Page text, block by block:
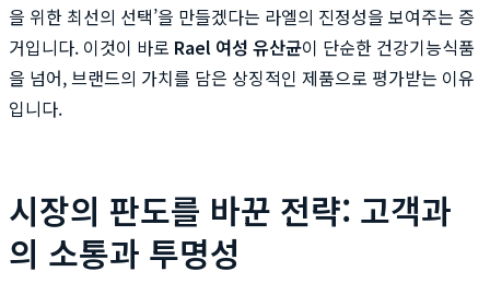
을 위한 최선의 선택’을 만들겠다는 라엘의 진정성을 보여주는 증
거입니다. 이것이 바로 Rael 여성 유산균이 단순한 건강기능식품
을 넘어, 브랜드의 가치를 담은 상징적인 제품으로 평가받는 이유
입니다.
시장의 판도를 바꾼 전략: 고객과
의 소통과 투명성